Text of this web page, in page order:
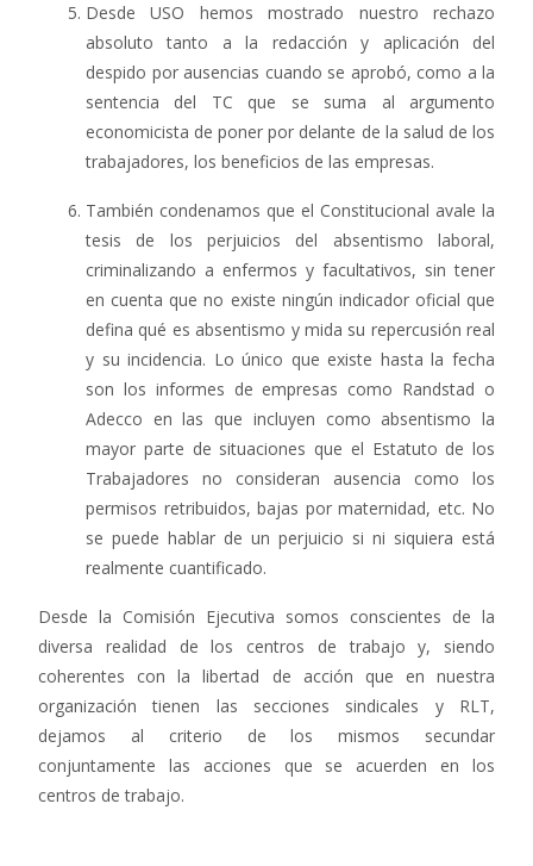
Desde USO hemos mostrado nuestro rechazo
absoluto tanto a la redacción y aplicación del
despido por ausencias cuando se aprobó, como a la
sentencia del TC que se suma al argumento
economicista de poner por delante de la salud de los
trabajadores, los beneficios de las empresas.
También condenamos que el Constitucional avale la
tesis de los perjuicios del absentismo laboral,
criminalizando a enfermos y facultativos, sin tener
en cuenta que no existe ningún indicador oficial que
defina qué es absentismo y mida su repercusión real
y su incidencia. Lo único que existe hasta la fecha
son los informes de empresas como Randstad o
Adecco en las que incluyen como absentismo la
mayor parte de situaciones que el Estatuto de los
Trabajadores no consideran ausencia como los
permisos retribuidos, bajas por maternidad, etc. No
se puede hablar de un perjuicio si ni siquiera está
realmente cuantificado.
Desde la Comisión Ejecutiva somos conscientes de la
diversa realidad de los centros de trabajo y, siendo
coherentes con la libertad de acción que en nuestra
organización tienen las secciones sindicales y RLT,
dejamos al criterio de los mismos secundar
conjuntamente las acciones que se acuerden en los
centros de trabajo.